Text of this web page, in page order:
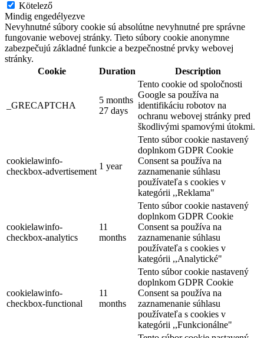
Kötelező
Mindig engedélyezve
Nevyhnutné súbory cookie sú absolútne nevyhnutné pre správne
fungovanie webovej stránky. Tieto súbory cookie anonymne
zabezpečujú základné funkcie a bezpečnostné prvky webovej
stránky.
Cookie
Duration Description
_GRECAPTCHA
5 months
27 days
Tento cookie od spoločnosti
Google sa používa na
identifikáciu robotov na
ochranu webovej stránky pred
škodlivými spamovými útokmi.
cookielawinfo-
checkbox-advertisement
1 year
Tento súbor cookie nastavený
doplnkom GDPR Cookie
Consent sa používa na
zaznamenanie súhlasu
používateľa s cookies v
kategórii ,,Reklama"
cookielawinfo-
checkbox-analytics
11
months
Tento súbor cookie nastavený
doplnkom GDPR Cookie
Consent sa používa na
zaznamenanie súhlasu
používateľa s cookies v
kategórii ,,Analytické"
cookielawinfo-
checkbox-functional
11
months
Tento súbor cookie nastavený
doplnkom GDPR Cookie
Consent sa používa na
zaznamenanie súhlasu
používateľa s cookies v
kategórii ,,Funkcionálne"